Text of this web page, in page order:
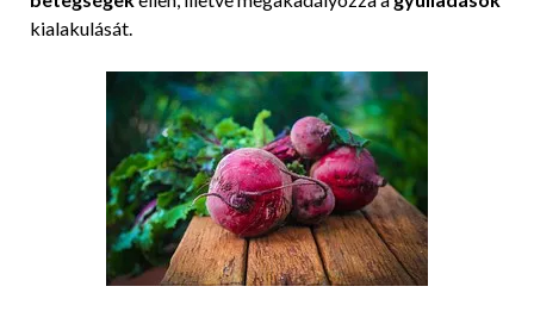
kialakulását.